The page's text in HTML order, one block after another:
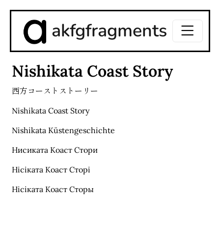
akfgfragments
Nishikata Coast Story
西方コーストストーリー
Nishikata Coast Story
Nishikata Küstengeschichte
Нисиката Коаст Стори
Нісіката Коаст Сторі
Нісіката Коаст Сторы